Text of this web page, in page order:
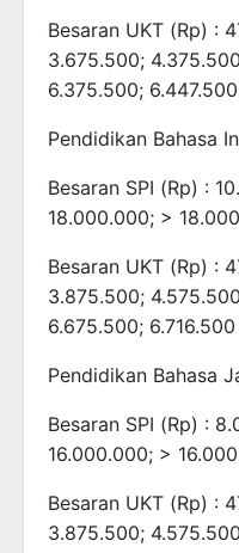
Besaran UKT (Rp) :
3.675.500;
6.375.500; 6.447.500
Pendidikan Bahasa
Besaran SPI (Rp) :
18.000.000; >
Besaran UKT (Rp) :
3.875.500;
6.675.500; 6.716.500
Pendidikan Bahasa
Besaran SPI (Rp) :
16.000.000; >
Besaran UKT (Rp) :
3.875.500;